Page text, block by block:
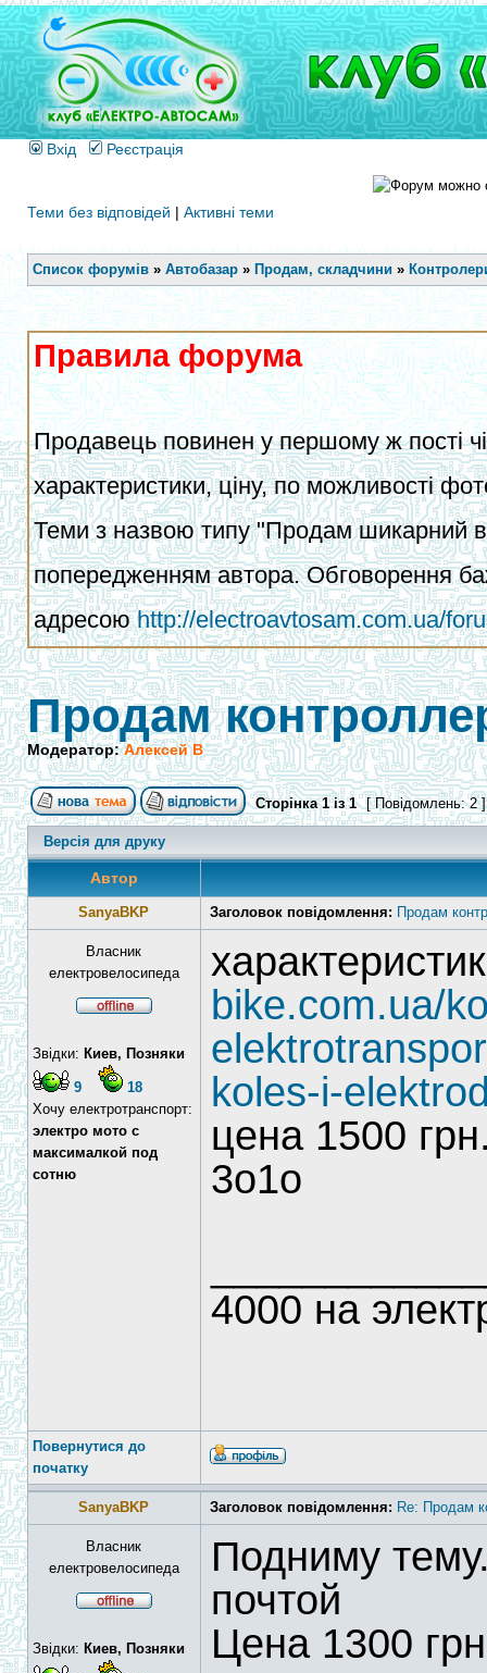
Вхід Реєстрація
Теми без відповідей | Активні теми
Список форумів » Автобазар » Продам, складчини »
Правила форума
Продавець повинен у першому ж пості
характеристики, ціну, по можливості
Теми з назвою типу "Продам шикарний
попередженням автора. Обговорення
адресоюhttp://electroavtosam.com.ua/
Продам
Модератор:Алексей В
Сторінка1із1 [ Повідомлень: 2
Версія для друку
Автор
SanyaBKP Заголовок повідомлення: Продам
Власник
електровелосипеда
Звідки: Киев, Позняки
9
18
Хочу електротранспорт:
электро мото с
максималкой под
сотню
bike.com.ua/
koles-i-
цена 1500
3о1о
4000 на
Повернутися до
початку
SanyaBKP Заголовок повідомлення: Re: Продам
Власник
електровелосипеда
Звідки: Киев, Позняки
Подниму
почтой
Цена 1300 грн